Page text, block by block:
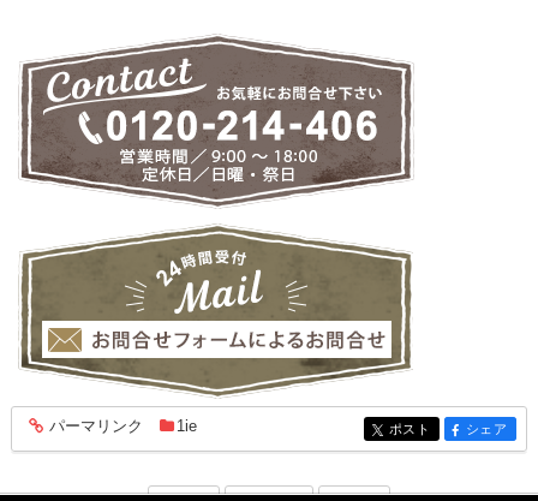
entry1949
パーマリンク 1ie entry1949
ポスト entry1949
シェア
「2018年8月」 「2018年10月」